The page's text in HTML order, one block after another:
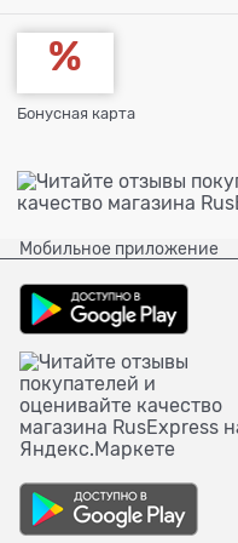
Бонусная карта
Мобильное приложение